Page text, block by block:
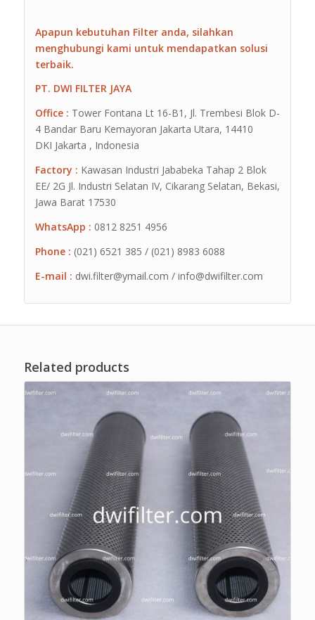
Apapun kebutuhan Filter anda, silahkan
menghubungi kami untuk mendapatkan solusi
terbaik.
PT. DWI FILTER JAYA
Office : Tower Fontana Lt 16-B1, Jl. Trembesi Blok D-
4 Bandar Baru Kemayoran Jakarta Utara, 14410
DKI Jakarta , Indonesia
Factory : Kawasan Industri Jababeka Tahap 2 Blok
EE/ 2G Jl. Industri Selatan IV, Cikarang Selatan, Bekasi,
Jawa Barat 17530
WhatsApp : 0812 8251 4956
Phone : (021) 6521 385 / (021) 8983 6088
E-mail : dwi.filter@ymail.com / info@dwifilter.com
Related products